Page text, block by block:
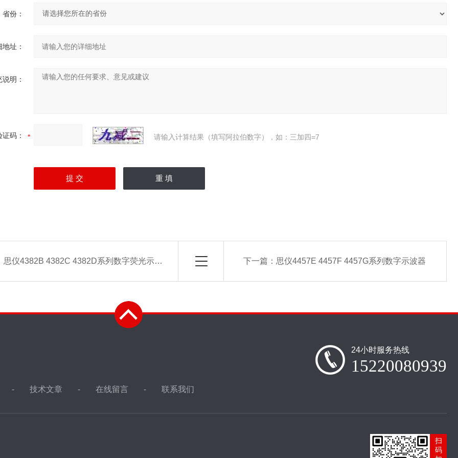
省份：
址：
明：
证码： 请输入计算结果（填写阿拉伯数字），如：三加四=7
思仪4382B 4382C 4382D系列数字荧光示波器 下一篇： 思仪4457E 4457F 4457G系列数字示波器
技术文章 在线留言 联系我们
24小时服务热线
15220080939
扫
码